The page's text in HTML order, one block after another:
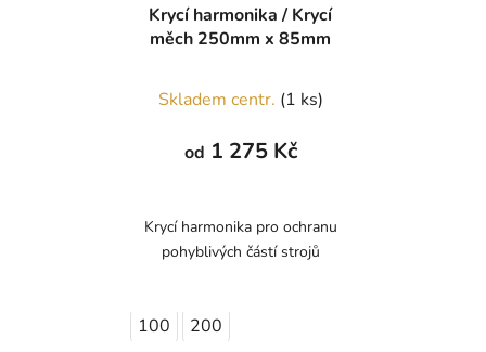
Krycí harmonika / Krycí
měch 250mm x 85mm
Skladem centr. (1 ks)
od 1 275 Kč
Krycí harmonika pro ochranu
pohyblivých částí strojů
100 200